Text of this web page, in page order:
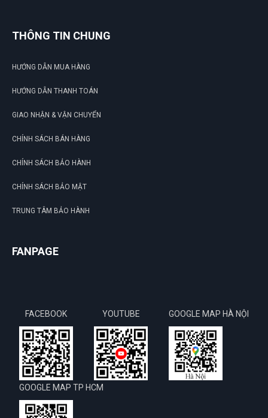
THÔNG TIN CHUNG
HƯỚNG DẪN MUA HÀNG
HƯỚNG DẪN THANH TOÁN
GIAO NHẬN & VẬN CHUYỂN
CHÍNH SÁCH BÁN HÀNG
CHÍNH SÁCH BẢO HÀNH
CHÍNH SÁCH BẢO MẬT
TRUNG TÂM BẢO HÀNH
FANPAGE
FACEBOOK YOUTUBE GOOGLE MAP HÀ NỘI
GOOGLE MAP TP HCM